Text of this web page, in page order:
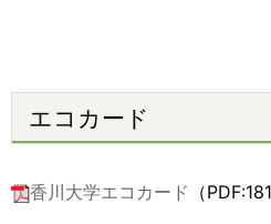
エコカード
香川大学エコカード （